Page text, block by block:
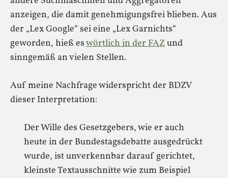
anzeigen, die damit genehmigungsfrei blieben. Aus
der „Lex Google“ sei eine „Lex Garnichts“
geworden, hieß eswörtlich in der FAZund
sinngemäß an vielen Stellen.
Auf meine Nachfrage widerspricht der BDZV
dieser Interpretation:
Der Wille des Gesetzgebers, wie er auch
heute in der Bundestagsdebatte ausgedrückt
wurde, ist unverkennbar darauf gerichtet,
kleinste Textausschnitte wie zum Beispiel